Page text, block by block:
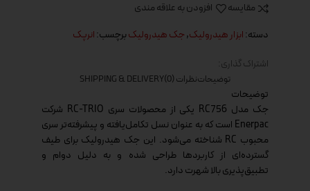
مقایسه
افزودن به علاقه مندی
دسته:ابزار هیدرولیک,جک هیدرولیکبرچسب:انرپک
اشتراک گذاری:
توضیحاتنظرات (0) SHIPPING & DELIVERY
توضیحات
جک مدل RC756 یکی از محصولات سری RC-TRIO شرکت
Enerpac است که به عنوان نسل تکامل‌یافته و پیشرفته‌تر سری
محبوب RC شناخته می‌شود. این جک هیدرولیک برای طیف
گسترده‌ای از کاربردها طراحی شده و به دلیل دوام و
تطبیق‌پذیری بالا شهرت دارد.